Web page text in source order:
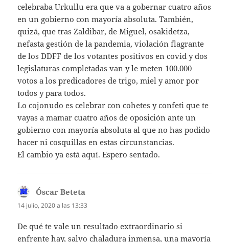
celebraba Urkullu era que va a gobernar cuatro años
en un gobierno con mayoría absoluta. También,
quizá, que tras Zaldibar, de Miguel, osakidetza,
nefasta gestión de la pandemia, violación flagrante
de los DDFF de los votantes positivos en covid y dos
legislaturas completadas van y le meten 100.000
votos a los predicadores de trigo, miel y amor por
todos y para todos.
Lo cojonudo es celebrar con cohetes y confeti que te
vayas a mamar cuatro años de oposición ante un
gobierno con mayoría absoluta al que no has podido
hacer ni cosquillas en estas circunstancias.
El cambio ya está aquí. Espero sentado.
Óscar Beteta
14 julio, 2020 a las 13:33
De qué te vale un resultado extraordinario si
enfrente hay, salvo chaladura inmensa, una mayoría